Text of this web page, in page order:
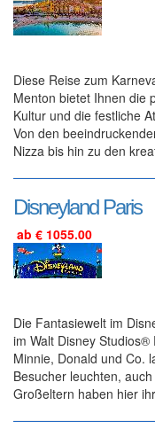
Diese Reise zum
Menton bietet Ihnen die
Kultur und die festliche
Von den
Nizza bis hin zu den
Disneyland Paris
ab € 1055.00
Die Fantasiewelt im
im Walt Disney
Minnie, Donald und Co.
Besucher leuchten,
Großeltern haben hier